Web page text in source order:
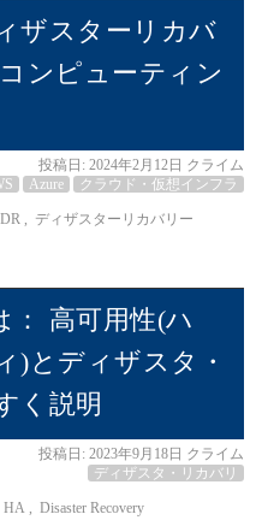
ザスターリカバ
ンピューティン
投稿日: 2024年2月12日 クライム
Azure クラウド・仮想インフラ
DR ディザスターリカバリー
： 高可用性(ハ
)とディザスタ・
く説明
投稿日: 2023年9月18日 クライム
ディザスタ・リカバリ
HA Disaster Recovery